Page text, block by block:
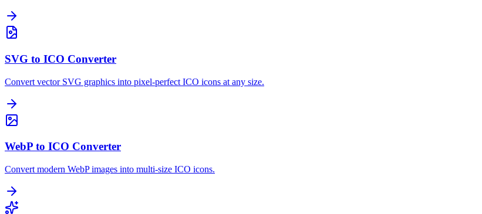
SVG to ICO Converter
Convert vector SVG graphics into pixel-perfect ICO icons at any size.
WebP to ICO Converter
Convert modern WebP images into multi-size ICO icons.